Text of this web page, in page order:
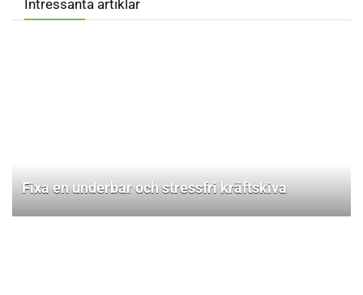
Intressanta artiklar
Fixa en underbar och stressfri kräftskiva